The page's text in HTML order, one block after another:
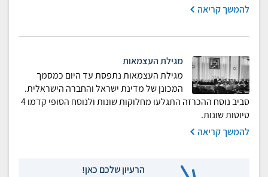
להמשך קריאה
מגילת העצמאות
מגילת העצמאות נתפסת עד היום כמסמך
המכונן של מדינת ישראל והחברה הישראלית.
סביב נוסח ההכרזה התגלעו מחלוקות שונות ולנוסח הסופי קדמו 4
טיוטות שונות.
להמשך קריאה
הרעיון שלכם כאן!